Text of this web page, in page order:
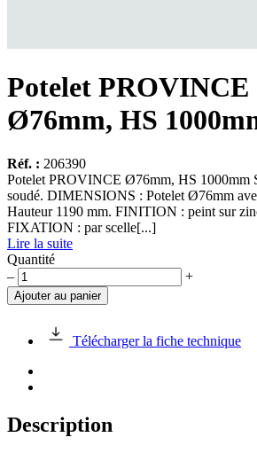
Potelet PROVINCE
Ø76mm, HS
Réf. : 206390
Potelet PROVINCE Ø76mm, HS 1000mm
soudé. DIMENSIONS : Potelet Ø76mm
Hauteur 1190 mm. FINITION : peint sur
FIXATION : par scelle[...]
Lire la suite
Quantité
quantité
de
Potelet
Ø76mm,
– +
Ajouter au panier
Télécharger la fiche technique
Description